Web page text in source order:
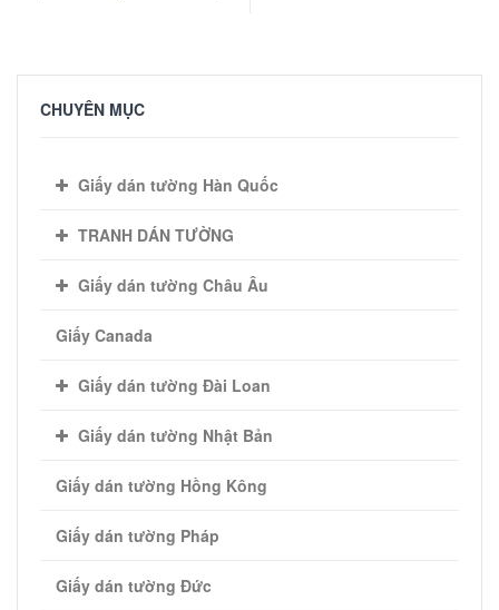
CHUYÊN MỤC
Giấy dán tường Hàn Quốc
TRANH DÁN TƯỜNG
Giấy dán tường Châu Âu
Giấy Canada
Giấy dán tường Đài Loan
Giấy dán tường Nhật Bản
Giấy dán tường Hồng Kông
Giấy dán tường Pháp
Giấy dán tường Đức